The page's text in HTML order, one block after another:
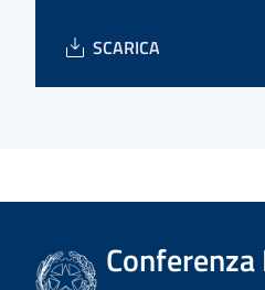
SCARICA